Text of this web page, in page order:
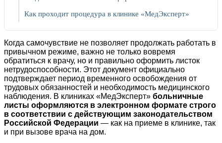
Когда самочувствие не позволяет продолжать работать в
привычном режиме, важно не только вовремя
обратиться к врачу, но и правильно оформить листок
нетрудоспособности. Этот документ официально
подтверждает период временного освобождения от
трудовых обязанностей и необходимость медицинского
наблюдения. В клиниках «МедЭксперт» больничные
листы оформляются в электронном формате строго
в соответствии с действующим законодательством
Российской Федерации — как на приеме в клинике, так
и при вызове врача на дом.
Как проходит процедура в клинике «МедЭксперт»